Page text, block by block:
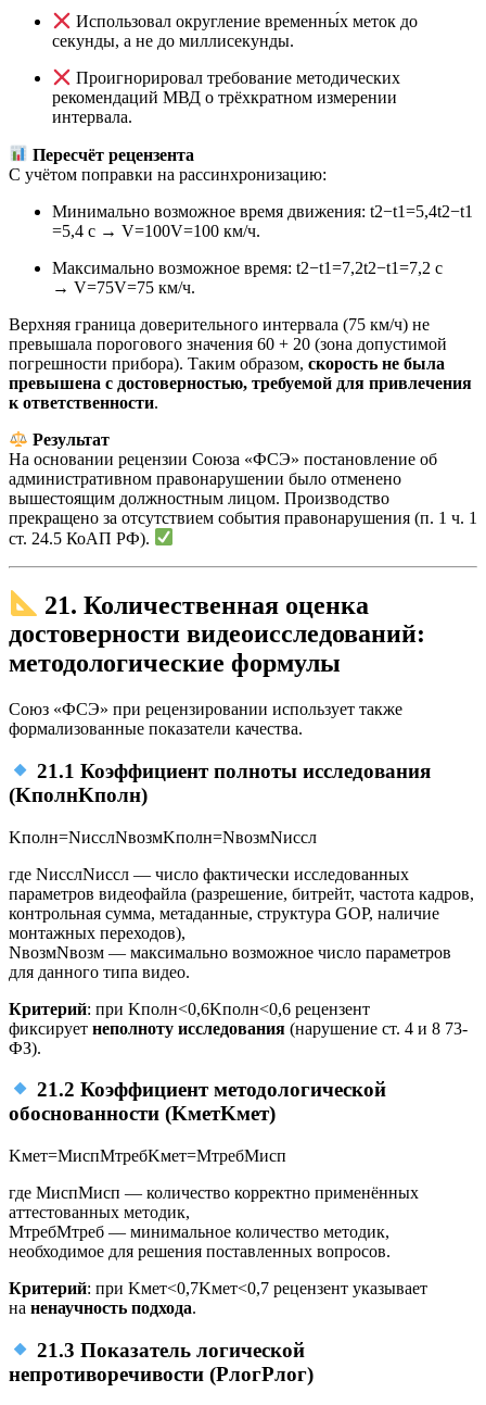
Использовал округление временны́х меток до
секунды, а не до миллисекунды.
Проигнорировал требование методических
рекомендаций МВД о трёхкратном измерении
интервала.
Пересчёт рецензента
С учётом поправки на рассинхронизацию:
Минимально возможное время движения: t2−t1=5,4t2−t1
=5,4 с → V=100V=100 км/ч.
Максимально возможное время: t2−t1=7,2t2−t1=7,2 с
→ V=75V=75 км/ч.
Верхняя граница доверительного интервала (75 км/ч) не
превышала порогового значения 60 + 20 (зона допустимой
погрешности прибора). Таким образом, скорость не была
превышена с достоверностью, требуемой для привлечения
к ответственности.
Результат
На основании рецензии Союза «ФСЭ» постановление об
административном правонарушении было отменено
вышестоящим должностным лицом. Производство
прекращено за отсутствием события правонарушения (п. 1 ч. 1
ст. 24.5 КоАП РФ).
21. Количественная оценка
достоверности видеоисследований:
методологические формулы
Союз «ФСЭ» при рецензировании использует также
формализованные показатели качества.
21.1 Коэффициент полноты исследования
(KполнKполн)
Kполн=NисслNвозмKполн=NвозмNиссл
где NисслNиссл — число фактически исследованных
параметров видеофайла (разрешение, битрейт, частота кадров,
контрольная сумма, метаданные, структура GOP, наличие
монтажных переходов),
NвозмNвозм — максимально возможное число параметров
для данного типа видео.
Критерий: при Kполн<0,6Kполн<0,6 рецензент
фиксирует неполноту исследования (нарушение ст. 4 и 8 73-
ФЗ).
21.2 Коэффициент методологической
обоснованности (KметKмет)
Kмет=MиспMтребKмет=MтребMисп
где MиспMисп — количество корректно применённых
аттестованных методик,
MтребMтреб — минимальное количество методик,
необходимое для решения поставленных вопросов.
Критерий: при Kмет<0,7Kмет<0,7 рецензент указывает
на ненаучность подхода.
21.3 Показатель логической
непротиворечивости (PлогPлог)